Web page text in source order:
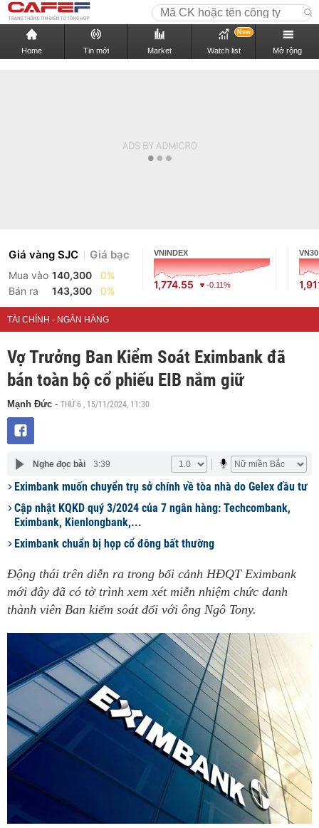
Home Tin mới Market Watch list
New
Mở rộng
Giá vàng SJC Giá bạc
Mua vào 140,300
0%
Bán ra
143,300 0%
VNINDEX
1,774.55 -0.11%
VN30
TÀI CHÍNH - NGÂN HÀNG
Vợ Trưởng Ban Kiểm Soát Eximbank đã
bán toàn bộ cổ phiếu EIB nắm giữ
Mạnh Đức - THỨ 6 , 15/11/2024, 11:30
Nghe đọc bài 3:39
Eximbank muốn chuyển trụ sở chính về tòa nhà do Gelex đầu tư
Cập nhật KQKD quý 3/2024 của 7 ngân hàng: Techcombank,
Eximbank, Kienlongbank,...
Eximbank chuẩn bị họp cổ đông bất thường
Động thái trên diễn ra trong bối cảnh HĐQT Eximbank
mới đây đã có tờ trình xem xét miễn nhiệm chức danh
thành viên Ban kiểm soát đối với ông Ngô Tony.